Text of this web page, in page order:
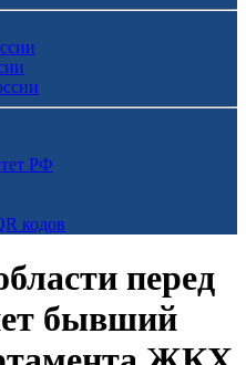
РФ
кодов
перед
бывший